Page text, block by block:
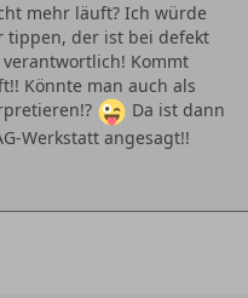
mehr läuft? Ich würde
tippen, der ist bei defekt
Kommt
Könnte man auch als
Da ist dann
Werkstatt angesagt!!